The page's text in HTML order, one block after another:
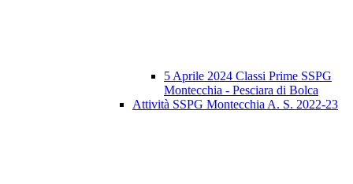
5 Aprile 2024 Classi Prime SSPG
Montecchia - Pesciara di Bolca
Attività SSPG Montecchia A. S. 2022-23